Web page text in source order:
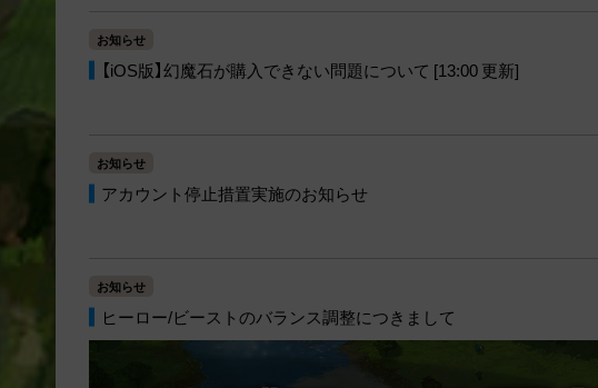
お知らせ
【iOS版】幻魔石が購入できない問題について [13:00 更新]
お知らせ
アカウント停止措置実施のお知らせ
お知らせ
ヒーロー/ビーストのバランス調整につきまして